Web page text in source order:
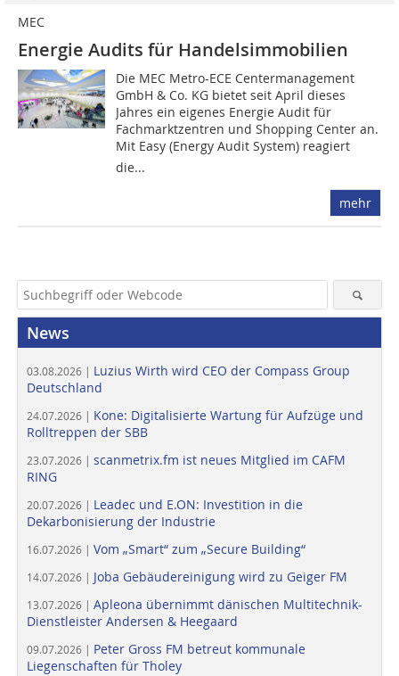
MEC
Energie Audits für Handelsimmobilien
Die MEC Metro-ECE Centermanagement
GmbH & Co. KG bietet seit April dieses
Jahres ein eigenes Energie Audit für
Fachmarktzentren und Shopping Center an.
Mit Easy (Energy Audit System) reagiert
die...
mehr
News
03.08.2026 | Luzius Wirth wird CEO der Compass Group
Deutschland
24.07.2026 | Kone: Digitalisierte Wartung für Aufzüge und
Rolltreppen der SBB
23.07.2026 | scanmetrix.fm ist neues Mitglied im CAFM
RING
20.07.2026 | Leadec und E.ON: Investition in die
Dekarbonisierung der Industrie
16.07.2026 | Vom „Smart“ zum „Secure Building“
14.07.2026 | Joba Gebäudereinigung wird zu Geiger FM
13.07.2026 | Apleona übernimmt dänischen Multitechnik-
Dienstleister Andersen & Heegaard
09.07.2026 | Peter Gross FM betreut kommunale
Liegenschaften für Tholey